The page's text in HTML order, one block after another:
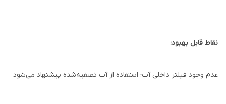
نقاط قابل بهبود:
عدم وجود فیلتر داخلی آب؛ استفاده از آب تصفیه‌شده پیشنهاد می‌شود